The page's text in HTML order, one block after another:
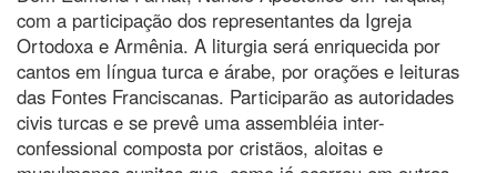
com a participação dos representantes da Igreja
Ortodoxa e Armênia. A liturgia será enriquecida por
cantos em língua turca e árabe, por orações e leituras
das Fontes Franciscanas. Participarão as autoridades
civis turcas e se prevê uma assembléia inter-
confessional composta por cristãos, aloitas e